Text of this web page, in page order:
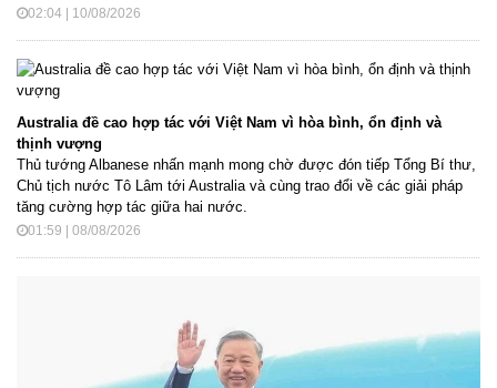
02:04 | 10/08/2026
Australia đề cao hợp tác với Việt Nam vì hòa bình, ổn định và
thịnh vượng
Thủ tướng Albanese nhấn mạnh mong chờ được đón tiếp Tổng Bí thư,
Chủ tịch nước Tô Lâm tới Australia và cùng trao đổi về các giải pháp
tăng cường hợp tác giữa hai nước.
01:59 | 08/08/2026